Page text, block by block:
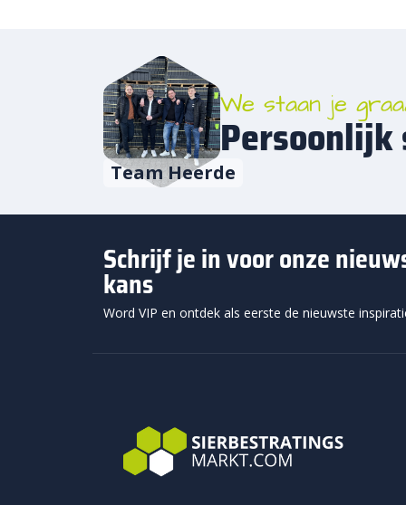
De
800
het
Het
en
Team Heerde
We staan je
Persoonlijk
Schrijf je in voor onze
kans
Word VIP en ontdek als eerste de nieuwste